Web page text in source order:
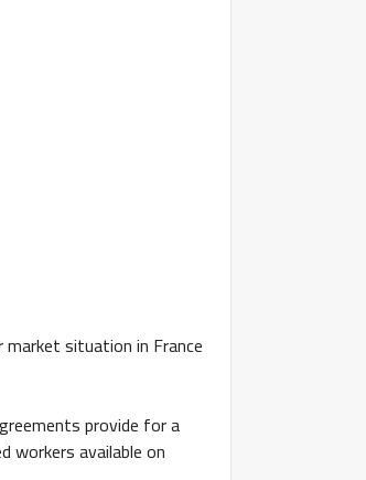
situation in France
provide for a
workers available on